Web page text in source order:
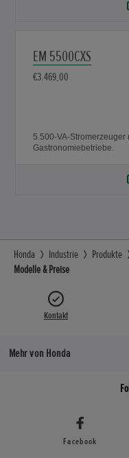
EM 5500CXS
€3.469,00
5.500-VA-Stromerzeuger
Gastronomiebetriebe.
Honda Industrie Produkte
Modelle & Preise
Kontakt
Mehr von Honda
Facebook